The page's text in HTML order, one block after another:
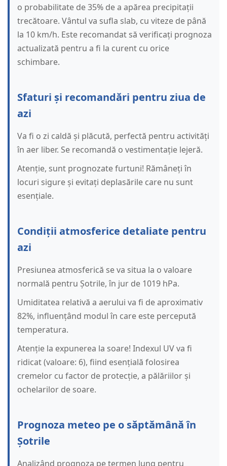
o probabilitate de 35% de a apărea precipitații
trecătoare. Vântul va sufla slab, cu viteze de până
la 10 km/h. Este recomandat să verificați prognoza
actualizată pentru a fi la curent cu orice
schimbare.
Sfaturi și recomandări pentru ziua de
azi
Va fi o zi caldă și plăcută, perfectă pentru activități
în aer liber. Se recomandă o vestimentație lejeră.
Atenție, sunt prognozate furtuni! Rămâneți în
locuri sigure și evitați deplasările care nu sunt
esențiale.
Condiții atmosferice detaliate pentru
azi
Presiunea atmosferică se va situa la o valoare
normală pentru Șotrile, în jur de 1019 hPa.
Umiditatea relativă a aerului va fi de aproximativ
82%, influențând modul în care este percepută
temperatura.
Atenție la expunerea la soare! Indexul UV va fi
ridicat (valoare: 6), fiind esențială folosirea
cremelor cu factor de protecție, a pălăriilor și
ochelarilor de soare.
Prognoza meteo pe o săptămână în
Șotrile
Analizând prognoza pe termen lung pentru